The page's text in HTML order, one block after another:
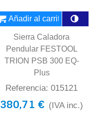
Añadir al carrito
Sierra Caladora
Pendular FESTOOL
TRION PSB 300 EQ-
Plus
Referencia: 015121
380,71 € (IVA inc.)